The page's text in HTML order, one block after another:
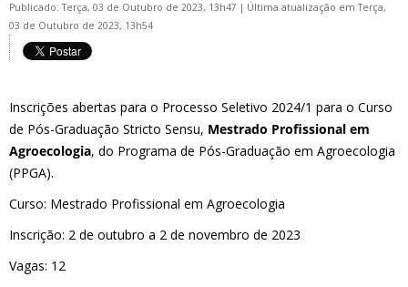
Publicado: Terça, 03 de Outubro de 2023, 13h47 | Última atualização em Terça,
03 de Outubro de 2023, 13h54
Inscrições abertas para o Processo Seletivo 2024/1 para o Curso
de Pós-Graduação Stricto Sensu, Mestrado Profissional em
Agroecologia, do Programa de Pós-Graduação em Agroecologia
(PPGA).
Curso: Mestrado Profissional em Agroecologia
Inscrição: 2 de outubro a 2 de novembro de 2023
Vagas: 12